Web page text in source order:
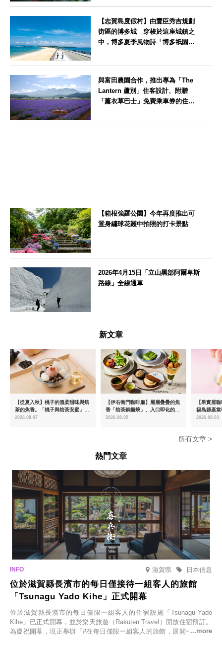
【志賀島度假村】由豐臣秀吉規劃
街區的博多城 穿梭於這座城鎮之
中，博多夏季風物詩「博多祇園山
與富田農園合作，推出專為「The
Lantern 蘆別」住客設計、附贈
「薰衣草巴士」免費乘車券的住宿
【箱根強羅公園】今年再度推出可
置身繡球花叢中拍照的打卡景點
2026年4月15日「立山黑部阿爾卑斯
路線」全線通車
新文章
【從夏入秋】桃子的溫柔甜味與焙
茶的焦香。「桃子與焙茶安蜜」將
於8月中旬起限時販售
2026.08.07
【伊右衛門咖啡廳】層層疊疊的焦
香「焙茶銅鑼燒」、入口即化的
「宇治抹茶提拉米蘇」全新登場
2026.08.05
【果實屋
福島縣產
2026.08.03
所有文章 >
熱門文章
滋賀県 日本信息
位於滋賀縣長濱市的每日僅接待一組客人的旅館
「Tsunagu Yado Kihe」正式開幕
位於滋賀縣長濱市的每日僅限一組客人的住宿設施「Tsunagu Yado
Kihe」已正式開幕，並於樂天旅遊（Rakuten Travel）開放住宿預訂。
為慶祝開幕，現正舉辦「#在每日僅限一組客人的旅館，展開一生一次